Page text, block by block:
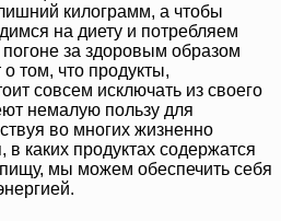
килограмм, а чтобы
на диету и потребляем
за здоровым образом
том, что продукты,
совсем исключать из своего
немалую пользу для
во многих жизненно
каких продуктах содержатся
мы можем обеспечить себя